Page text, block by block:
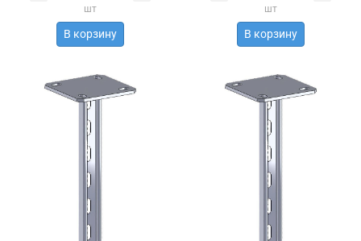
шт
В корзину
шт
В корзину